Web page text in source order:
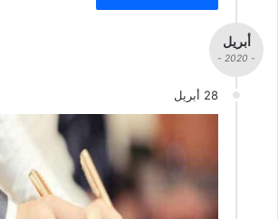
أبريل
- 2020 -
28 أبريل